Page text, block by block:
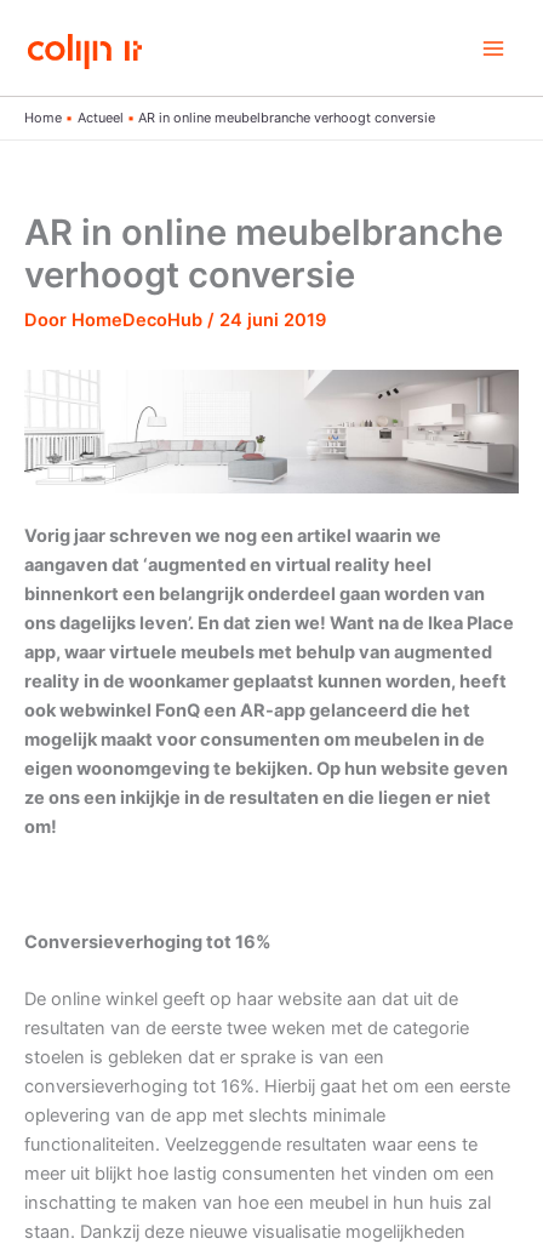
naar
inhoud
Home Actueel AR in online meubelbranche verhoogt conversie
AR in online meubelbranche
verhoogt conversie
Door HomeDecoHub / 24 juni 2019
Vorig jaar schreven we nog een artikel waarin we
aangaven dat ‘augmented en virtual reality heel
binnenkort een belangrijk onderdeel gaan worden van
ons dagelijks leven’. En dat zien we! Want na de Ikea Place
app, waar virtuele meubels met behulp van augmented
reality in de woonkamer geplaatst kunnen worden, heeft
ook webwinkel FonQ een AR-app gelanceerd die het
mogelijk maakt voor consumenten om meubelen in de
eigen woonomgeving te bekijken. Op hun website geven
ze ons een inkijkje in de resultaten en die liegen er niet
om!
Conversieverhoging tot 16%
De online winkel geeft op haar website aan dat uit de
resultaten van de eerste twee weken met de categorie
stoelen is gebleken dat er sprake is van een
conversieverhoging tot 16%. Hierbij gaat het om een eerste
oplevering van de app met slechts minimale
functionaliteiten. Veelzeggende resultaten waar eens te
meer uit blijkt hoe lastig consumenten het vinden om een
inschatting te maken van hoe een meubel in hun huis zal
staan. Dankzij deze nieuwe visualisatie mogelijkheden